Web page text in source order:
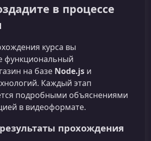
в процессе
курса вы
функциональный
на базе Node.js и
Каждый этап
подробными объяснениями
в видеоформате.
прохождения